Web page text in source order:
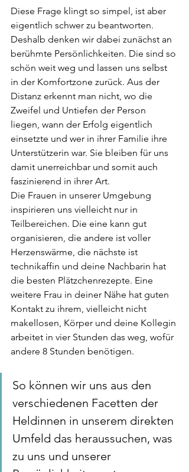
Diese Frage klingt so simpel, ist aber
eigentlich schwer zu beantworten.
Deshalb denken wir dabei zunächst an
berühmte Persönlichkeiten. Die sind so
schön weit weg und lassen uns selbst
in der Komfortzone zurück. Aus der
Distanz erkennt man nicht, wo die
Zweifel und Untiefen der Person
liegen, wann der Erfolg eigentlich
einsetzte und wer in ihrer Familie ihre
Unterstützerin war. Sie bleiben für uns
damit unerreichbar und somit auch
faszinierend in ihrer Art.
Die Frauen in unserer Umgebung
inspirieren uns vielleicht nur in
Teilbereichen. Die eine kann gut
organisieren, die andere ist voller
Herzenswärme, die nächste ist
technikaffin und deine Nachbarin hat
die besten Plätzchenrezepte. Eine
weitere Frau in deiner Nähe hat guten
Kontakt zu ihrem, vielleicht nicht
makellosen, Körper und deine Kollegin
arbeitet in vier Stunden das weg, wofür
andere 8 Stunden benötigen.
So können wir uns aus den
verschiedenen Facetten der
Heldinnen in unserem direkten
Umfeld das heraussuchen, was
zu uns und unserer